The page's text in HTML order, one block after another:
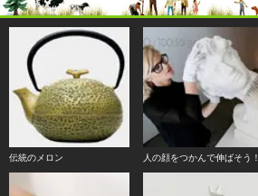
伝統のメロン 人の顔をつかんで伸ばそう！